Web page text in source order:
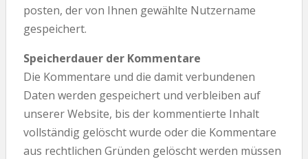
posten, der von Ihnen gewählte Nutzername
gespeichert.
Speicherdauer der Kommentare
Die Kommentare und die damit verbundenen
Daten werden gespeichert und verbleiben auf
unserer Website, bis der kommentierte Inhalt
vollständig gelöscht wurde oder die Kommentare
aus rechtlichen Gründen gelöscht werden müssen